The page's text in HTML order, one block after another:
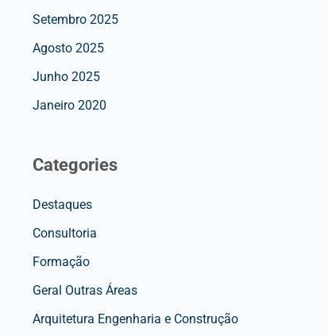
Setembro 2025
Agosto 2025
Junho 2025
Janeiro 2020
Categories
Destaques
Consultoria
Formação
Geral Outras Áreas
Arquitetura Engenharia e Construção